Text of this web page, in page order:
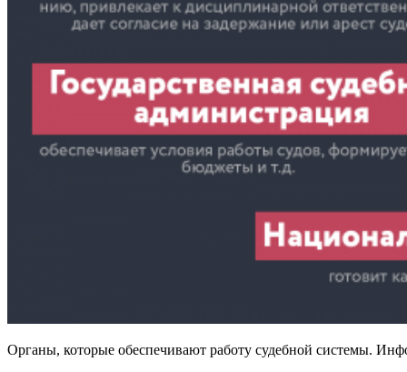
Органы, которые обеспечивают работу судебной системы.